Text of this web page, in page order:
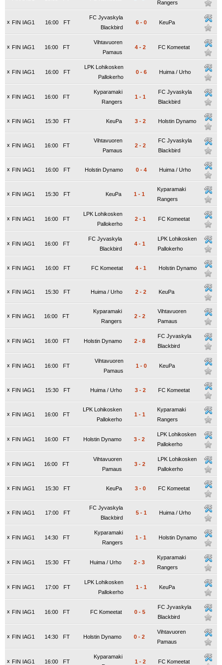
Rangers
x FIN IAG1 FT
16:00
FC Jyvaskyla
Blackbird
6 - 0 KeuPa
x FIN IAG1 FT
16:00
Vihtavuoren
Pamaus
4 - 2 FC Komeetat
x FIN IAG1 FT
16:00
LPK Lohikosken
Pallokerho
0 - 6 Huima / Urho
x FIN IAG1 FT
16:00
Kyparamaki
Rangers
1 - 1
FC Jyvaskyla
Blackbird
x FIN IAG1 FT
15:30 KeuPa 3 - 2 Holstin Dynamo
x FIN IAG1 FT
16:00
Vihtavuoren
Pamaus
2 - 2
FC Jyvaskyla
Blackbird
x FIN IAG1 FT
16:00 Holstin Dynamo 0 - 4 Huima / Urho
x FIN IAG1 FT
15:30 KeuPa 1 - 1
Kyparamaki
Rangers
x FIN IAG1 FT
16:00
LPK Lohikosken
Pallokerho
2 - 1 FC Komeetat
x FIN IAG1 FT
16:00
FC Jyvaskyla
Blackbird
4 - 1
LPK Lohikosken
Pallokerho
x FIN IAG1 FT
16:00 FC Komeetat 4 - 1 Holstin Dynamo
x FIN IAG1 FT
15:30 Huima / Urho 2 - 2 KeuPa
x FIN IAG1 FT
16:00
Kyparamaki
Rangers
2 - 2
Vihtavuoren
Pamaus
x FIN IAG1 FT
16:00 Holstin Dynamo 2 - 8
FC Jyvaskyla
Blackbird
x FIN IAG1 FT
16:00
Vihtavuoren
Pamaus
1 - 0 KeuPa
x FIN IAG1 FT
15:30 Huima / Urho 3 - 2 FC Komeetat
x FIN IAG1 FT
16:00
LPK Lohikosken
Pallokerho
1 - 1
Kyparamaki
Rangers
x FIN IAG1 FT
16:00 Holstin Dynamo 3 - 2
LPK Lohikosken
Pallokerho
x FIN IAG1 FT
16:00
Vihtavuoren
Pamaus
3 - 2
LPK Lohikosken
Pallokerho
x FIN IAG1 FT
15:30 KeuPa 3 - 0 FC Komeetat
x FIN IAG1 FT
17:00
FC Jyvaskyla
Blackbird
5 - 1 Huima / Urho
x FIN IAG1 FT
14:30
Kyparamaki
Rangers
1 - 1 Holstin Dynamo
x FIN IAG1 FT
15:30 Huima / Urho 2 - 3
Kyparamaki
Rangers
x FIN IAG1 FT
17:00
LPK Lohikosken
Pallokerho
1 - 1 KeuPa
x FIN IAG1 FT
16:00 FC Komeetat 0 - 5
FC Jyvaskyla
Blackbird
x FIN IAG1 FT
14:30 Holstin Dynamo 0 - 2
Vihtavuoren
Pamaus
x FIN IAG1 FT
16:00
Kyparamaki
1 - 2 FC Komeetat